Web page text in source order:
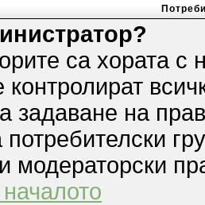
са хората с
задаване на
модераторски